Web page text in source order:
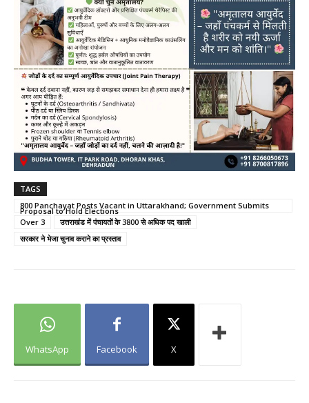
TAGS
800 Panchayat Posts Vacant in Uttarakhand; Government Submits
Proposal to Hold Elections
Over 3
उत्तराखंड में पंचायतों के 3800 से अधिक पद खाली
सरकार ने भेजा चुनाव कराने का प्रस्ताव
WhatsApp Facebook X